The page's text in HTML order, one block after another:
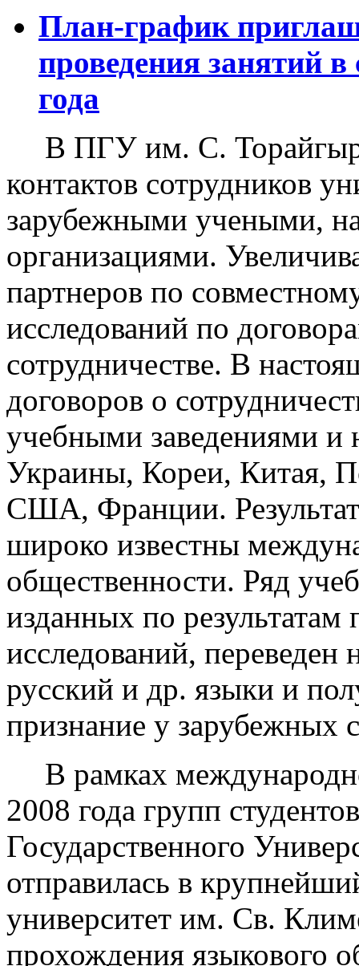
План-график
проведения занятий в
года
В ПГУ им. С.
контактов сотрудников
зарубежными учеными,
организациями.
партнеров по
исследований по
сотрудничестве. В
договоров о
учебными заведениями
Украины, Кореи, Китая,
США, Франции.
широко известны
общественности. Ряд
изданных по
исследований, переведен
русский и др. языки и
признание у зарубежных
В рамках
2008 года групп
Государственного
отправилась в
университет им. Св.
прохождения языкового